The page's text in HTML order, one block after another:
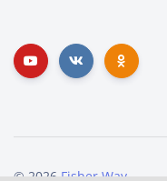
© 2026 Fisher Way